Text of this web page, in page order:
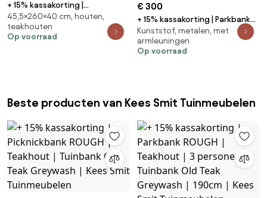
+ 15% kassakorting |
Picknickbank Bellagio |
Teakhout | 4 personen |
Tuinbank Grijs | 260cm | Kees
45,5×260×40 cm, houten,
teakhouten
Op voorraad
€ 300
+ 15% kassakorting | Parkbank
Bellagio | Aluminium/Polywood |
2 personen | Tuinbank Grijs |
128cm | Kees Smit Tuinmeubelen
Kunststof, metalen, met
armleuningen
Op voorraad
Beste producten van Kees Smit Tuinmeubelen